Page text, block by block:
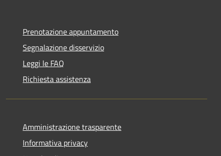
Prenotazione appuntamento
Segnalazione disservizio
Leggi le FAQ
Richiesta assistenza
Amministrazione trasparente
Informativa privacy